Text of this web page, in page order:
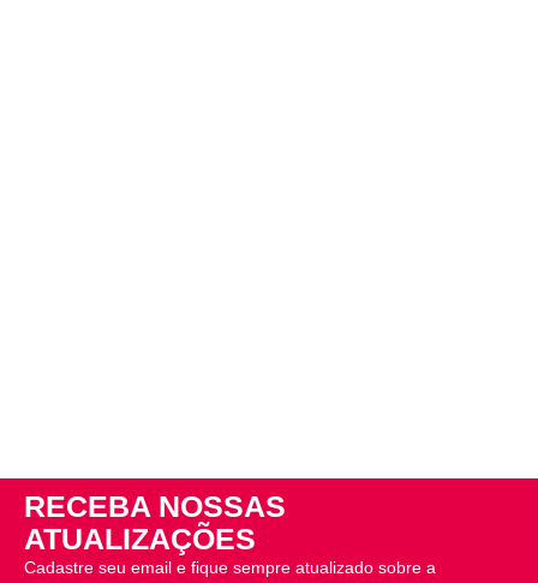
RECEBA NOSSAS
ATUALIZAÇÕES
Cadastre seu email e fique sempre atualizado sobre a